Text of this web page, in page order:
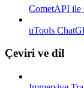
CometAPI ile
uTools
Çeviri ve dil